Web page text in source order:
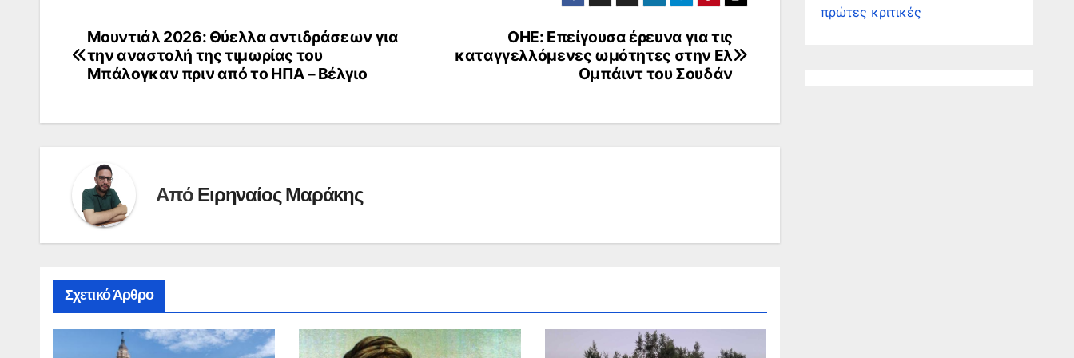
Πλοήγηση
άρθρων
ΟΗΕ: Επείγουσα έρευνα για τις
καταγγελλόμενες ωμότητες στην Ελ
Ομπάιντ του Σουδάν
Μουντιάλ 2026: Θύελλα αντιδράσεων για
την αναστολή της τιμωρίας του
Μπάλογκαν πριν από το ΗΠΑ – Βέλγιο
Από Ειρηναίος Μαράκης
Σχετικό Άρθρο
πρώτες κριτικές